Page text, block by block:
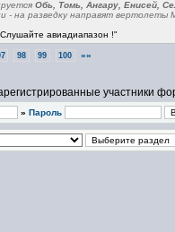
Обь, Томь, Ангару, Енисей,
- на разведку направят вертолеты
авиадиапазон !"
98 99 100 »»
участники
» Пароль